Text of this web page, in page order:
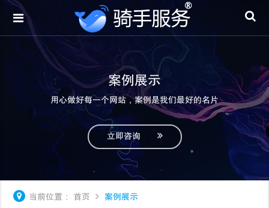
案例展示
用心做好每一个网站，案例是我们最好的名片
立即咨询
当前位置： 首页 案例展示